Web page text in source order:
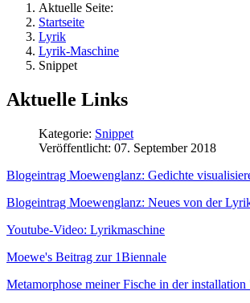
Aktuelle Seite:
Startseite
Lyrik
Lyrik-Maschine
Snippet
Aktuelle Links
Kategorie: Snippet
Veröffentlicht: 07. September 2018
Blogeintrag Moewenglanz: Gedichte
Blogeintrag Moewenglanz: Neues von der
Youtube-Video: Lyrikmaschine
Moewe's Beitrag zur 1Biennale
Metamorphose meiner Fische in der